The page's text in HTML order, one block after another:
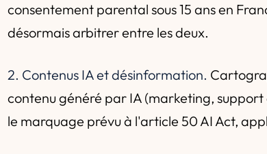
consentement parental sous 15 ans en
désormais arbitrer entre les deux.
2. Contenus IA et désinformation.
contenu généré par IA (marketing,
le marquage prévu à l'article 50 AI Act,